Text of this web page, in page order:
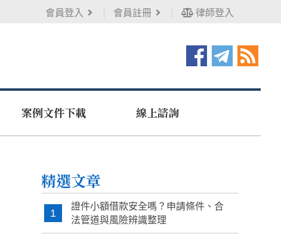
會員登入 會員註冊 律師登入
案例文件下載 線上諮詢
精選文章
1
證件小額借款安全嗎？申請條件、合
法管道與風險辨識整理